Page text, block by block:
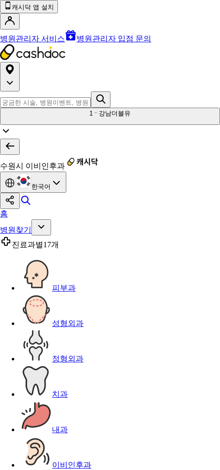
캐시닥 앱 설치
병원관리자 서비스 병원관리자 입점 문의
1 강남더블유
수원시 이비인후과
한국어
홈
병원찾기
진료과별17개
피부과
성형외과
정형외과
치과
내과
이비인후과